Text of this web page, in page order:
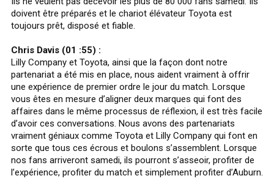
doivent être préparés et le chariot élévateur Toyota est
toujours prêt, disposé et fiable.
Chris Davis (01 :55) :
Lilly Company et Toyota, ainsi que la façon dont notre
partenariat a été mis en place, nous aident vraiment à offrir
une expérience de premier ordre le jour du match. Lorsque
vous êtes en mesure d’aligner deux marques qui font des
affaires dans le même processus de réflexion, il est très facile
d’avoir ces conversations. Nous avons des partenariats
vraiment géniaux comme Toyota et Lilly Company qui font en
sorte que tous ces écrous et boulons s’assemblent. Lorsque
nos fans arriveront samedi, ils pourront s’asseoir, profiter de
l’expérience, profiter du match et simplement profiter d’Auburn.